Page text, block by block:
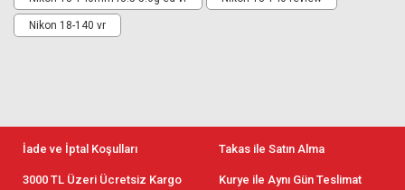
Nikon 18-140 vr
İade ve İptal Koşulları Takas ile Satın Alma
3000 TL Üzeri Ücretsiz Kargo Kurye ile Aynı Gün Teslimat